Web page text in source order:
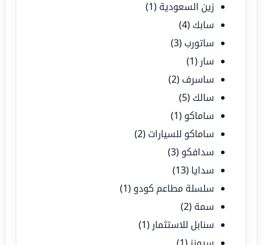
زين السعودية (1)
سابك (4)
ساتورب (3)
سار (1)
ساسرف (2)
سالك (5)
ساماكو (1)
ساماكو للسيارات (2)
سدافكو (3)
سدايا (13)
سلسلة مطاعم كودو (1)
سمة (2)
سنابل للاستثمار (1)